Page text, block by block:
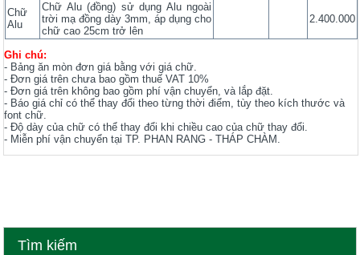
Chữ
Alu
Chữ Alu (đồng) sử dụng Alu ngoài
trời mạ đồng dày 3mm, áp dụng cho
chữ cao 25cm trở lên
2.400.000
Ghi chú:
- Bảng ăn mòn đơn giá bằng với giá chữ.
- Đơn giá trên chưa bao gồm thuế VAT 10%
- Đơn giá trên không bao gồm phí vận chuyển, và lắp đặt.
- Báo giá chỉ có thể thay đổi theo từng thời điểm, tùy theo kích thước và
font chữ.
- Độ dày của chữ có thể thay đổi khi chiều cao của chữ thay đổi.
- Miễn phí vận chuyển tại TP. PHAN RANG - THÁP CHÀM.
Tìm kiếm